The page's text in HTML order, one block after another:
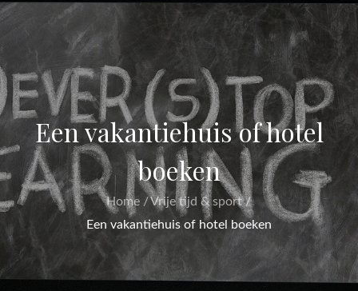
Een vakantiehuis of hotel
boeken
Home
Vrije tijd & sport
Een vakantiehuis of hotel boeken